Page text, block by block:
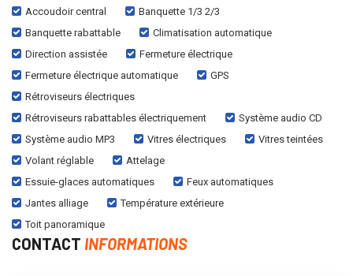
Accoudoir central
Banquette 1/3 2/3
Banquette rabattable
Climatisation automatique
Direction assistée
Fermeture électrique
Fermeture électrique automatique
GPS
Rétroviseurs électriques
Rétroviseurs rabattables électriquement
Système audio CD
Système audio MP3
Vitres électriques
Vitres teintées
Volant réglable
Attelage
Essuie-glaces automatiques
Feux automatiques
Jantes alliage
Température extérieure
Toit panoramique
CONTACT INFORMATIONS